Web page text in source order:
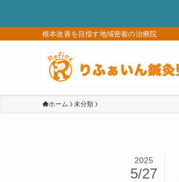
根本改善を目指す地域密着の治療院
ホーム 未分類
2025
5/27